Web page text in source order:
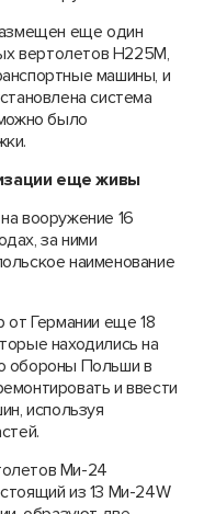
еще один
вертолетов H225M,
машины, и
система
было
еще живы
вооружение 16
за ними
наименование
от Германии еще 18
находились на
обороны Польши в
и ввести
используя
Ми-24
из 13 Ми-24W